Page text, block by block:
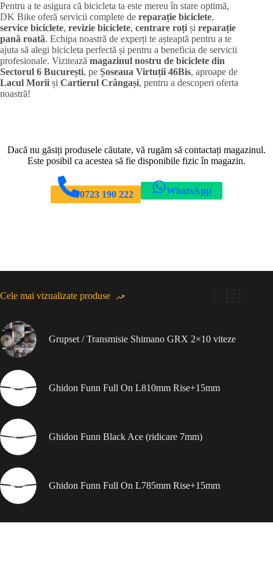
Pentru a te asigura că bicicleta ta este mereu în stare optimă,
DK Bike oferă servicii complete de reparație biciclete,
service biciclete, revizie biciclete, centrare roți și reparație
pană roată. Echipa noastră de experți te așteaptă pentru a te
ajuta să alegi bicicleta perfectă și pentru a beneficia de servicii
profesionale. Vizitează magazinul nostru de biciclete din
Sectorul 6 București, pe Șoseaua Virtuții 46Bis, aproape de
Lacul Morii și Cartierul Crângași, pentru a descoperi oferta
noastră!
Dacă nu găsiți produsele căutate, vă rugăm să contactați magazinul.
Este posibil ca acestea să fie disponibile fizic în magazin.
0723 190 222 WhatsApp
Cele mai vizualizate produse
Grupset / Transmisie Shimano GRX 2×10 viteze
Ghidon Funn Full On L810mm Rise+15mm
Ghidon Funn Black Ace (ridicare 7mm)
Ghidon Funn Full On L785mm Rise+15mm